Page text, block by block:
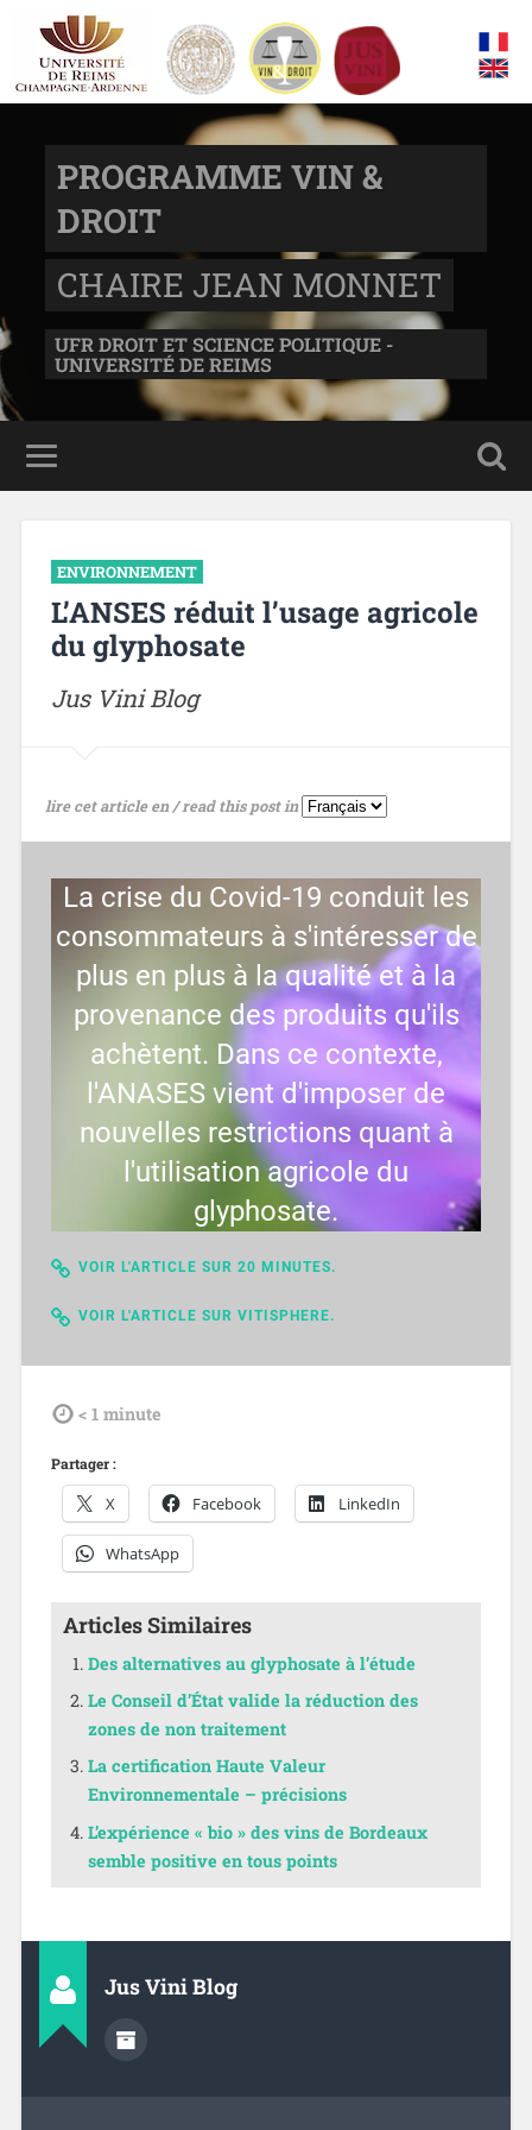
PROGRAMME VIN &
DROIT
CHAIRE JEAN MONNET
UFR DROIT ET SCIENCE POLITIQUE -
UNIVERSITÉ DE REIMS
ENVIRONNEMENT
L’ANSES réduit l’usage agricole
du glyphosate
Jus Vini Blog
lire cet article en / read this post in
La crise du Covid-19 conduit les
consommateurs à s'intéresser de
plus en plus à la qualité et à la
provenance des produits qu'ils
achètent. Dans ce contexte,
l'ANASES vient d'imposer de
nouvelles restrictions quant à
l'utilisation agricole du
glyphosate.
VOIR L'ARTICLE SUR 20 MINUTES.
VOIR L'ARTICLE SUR VITISPHERE.
tdl < 1 minute
Partager :
X Facebook LinkedIn
WhatsApp
Articles Similaires
Des alternatives au glyphosate à l’étude
Le Conseil d’État valide la réduction des
zones de non traitement
La certification Haute Valeur
Environnementale – précisions
L’expérience « bio » des vins de Bordeaux
semble positive en tous points
Jus Vini Blog